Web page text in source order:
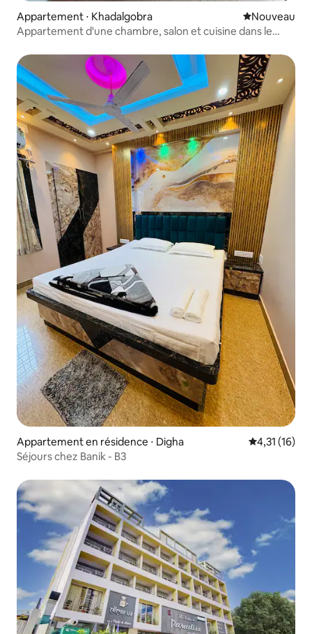
Appartement ⋅ Khadalgobra Nouvel
Nouveau
Appartement d'une chambre, salon et cuisine dans le
Appartement en résidence ⋅ Digha Évaluation
4,31 (16)
Séjours chez Banik - B3